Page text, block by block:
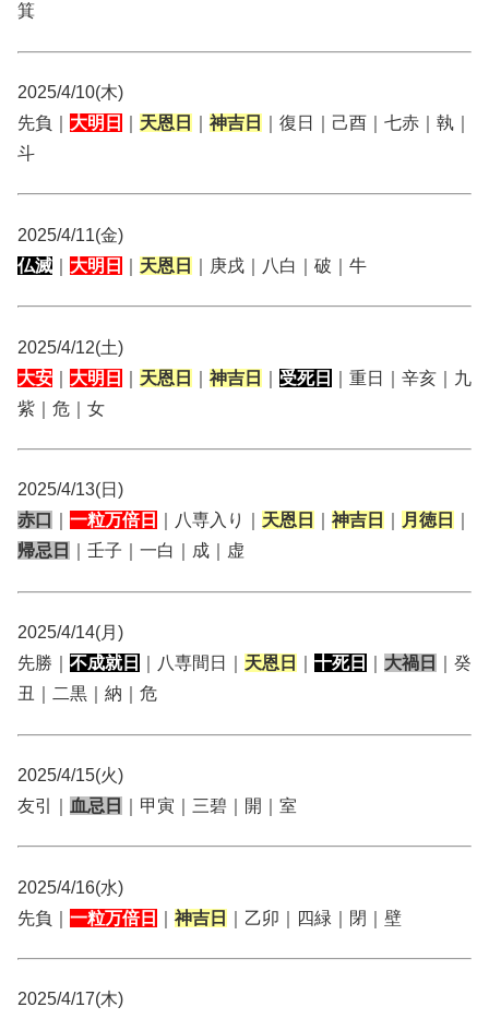
箕
2025/4/10(木)
先負｜ 大明日 天恩日 神吉日
｜復日｜己酉｜七赤｜執｜
斗
2025/4/11(金)
仏滅
大明日 天恩日 ｜庚戌｜八白｜破｜牛
2025/4/12(土)
大安
大明日 天恩日 神吉日 受死日
｜重日｜辛亥｜九
紫｜危｜女
2025/4/13(日)
赤口
一粒万倍日 ｜八専入り｜ 天恩日 神吉日 月徳日
帰忌日
｜壬子｜一白｜成｜虚
2025/4/14(月)
先勝｜ 不成就日 ｜八専間日｜ 天恩日 十死日 大禍日
｜癸
丑｜二黒｜納｜危
2025/4/15(火)
友引｜
血忌日 ｜甲寅｜三碧｜開｜室
2025/4/16(水)
先負｜ 一粒万倍日 神吉日 ｜乙卯｜四緑｜閉｜壁
2025/4/17(木)